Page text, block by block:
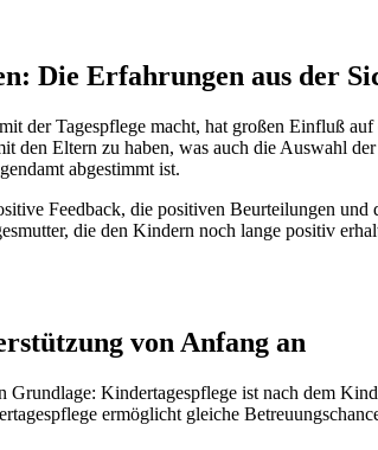
Die Erfahrungen aus der
der Tagespflege macht, hat großen Einfluß
den Eltern zu haben, was auch die Auswahl
abgestimmt ist.
Feedback, die positiven Beurteilungen
die den Kindern noch lange positiv
von Anfang an
Grundlage: Kindertagespflege ist nach dem
ermöglicht gleiche